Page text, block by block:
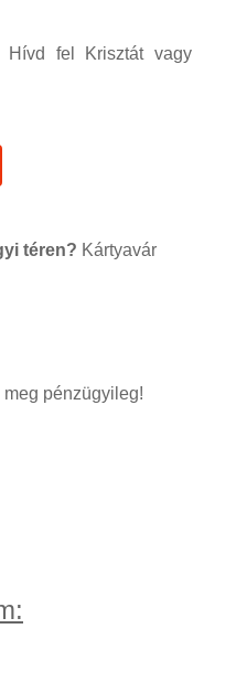
Hívd fel Krisztát vagy
téren? Kártyavár
pénzügyileg!